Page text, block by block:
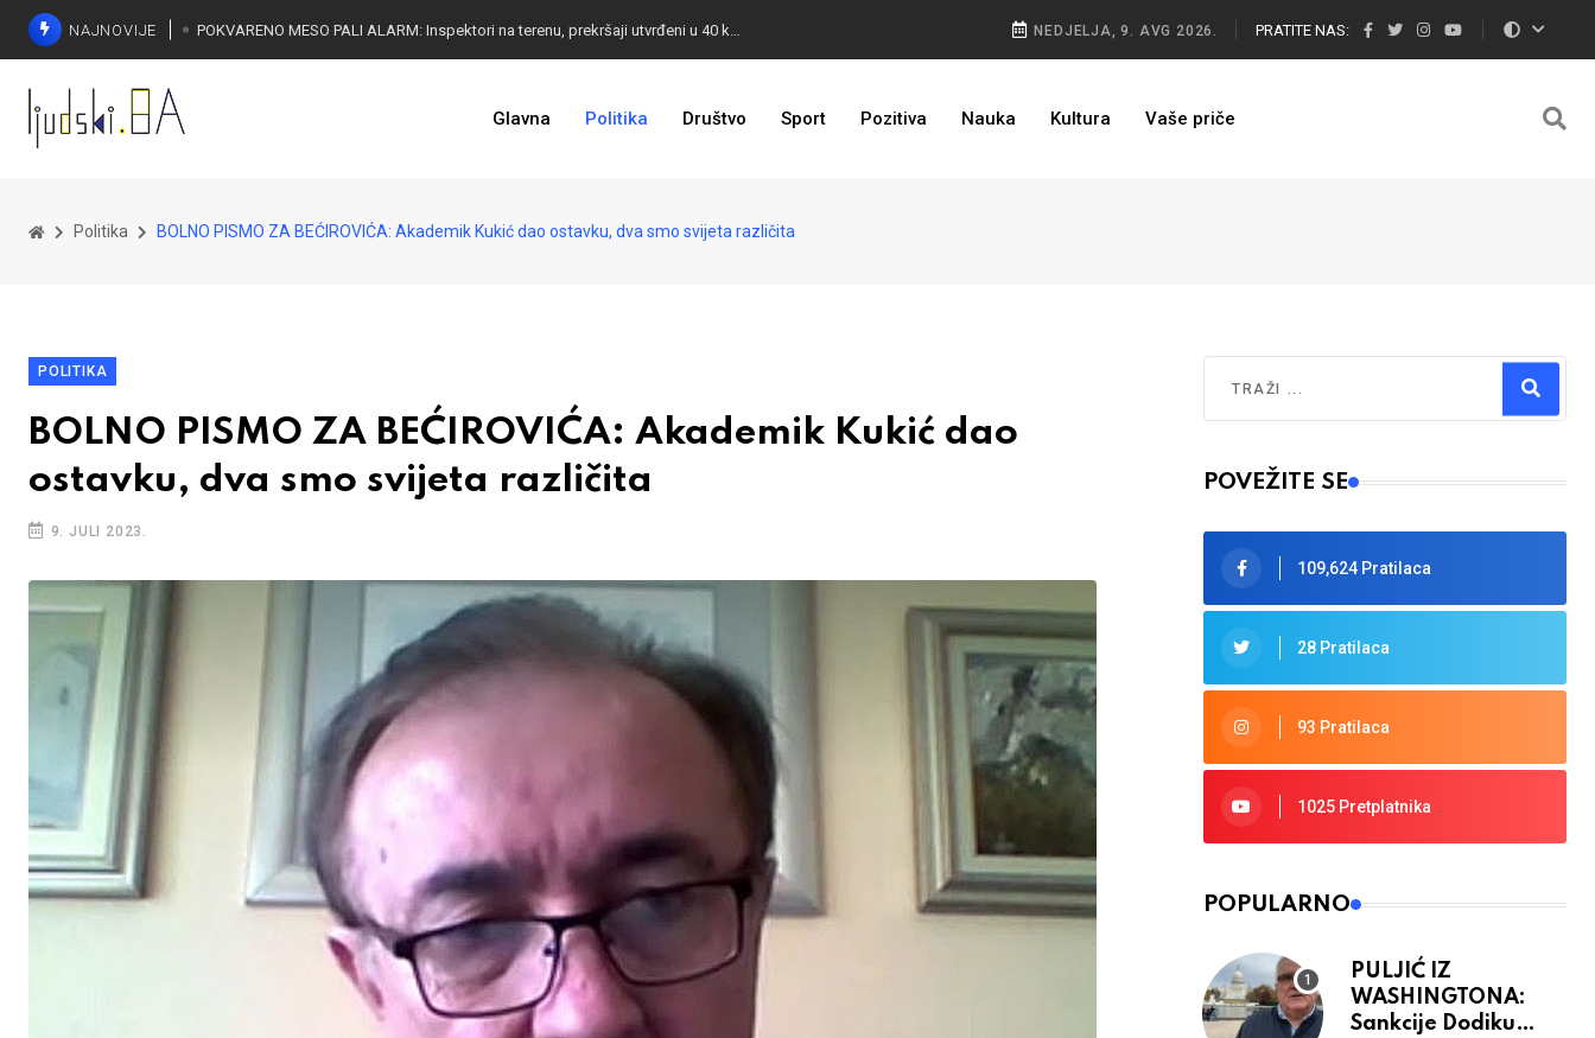
NAJNOVIJE NEDJELJA, 9. AVG 2026. PRATITE NAS:
Glavna Politika Društvo Sport Pozitiva Nauka Kultura Vaše priče
Politika BOLNO PISMO ZA BEĆIROVIĆA: Akademik Kukić dao ostavku, dva smo svijeta različita
POLITIKA
BOLNO PISMO ZA BEĆIROVIĆA: Akademik Kukić dao
ostavku, dva smo svijeta različita
9. JULI 2023.
Type 2 or more characters for results.
POVEŽITE SE
109,624 Pratilaca
28 Pratilaca
93 Pratilaca
1025 Pretplatnika
POPULARNO
PULJIĆ IZ
WASHINGTONA:
Sankcije Dodiku